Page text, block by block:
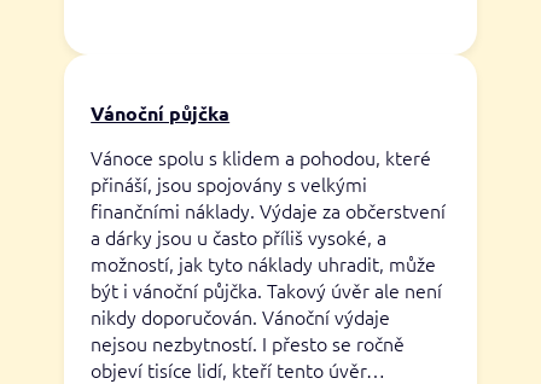
Vánoční půjčka
Vánoce spolu s klidem a pohodou, které
přináší, jsou spojovány s velkými
finančními náklady. Výdaje za občerstvení
a dárky jsou u často příliš vysoké, a
možností, jak tyto náklady uhradit, může
být i vánoční půjčka. Takový úvěr ale není
nikdy doporučován. Vánoční výdaje
nejsou nezbytností. I přesto se ročně
objeví tisíce lidí, kteří tento úvěr…